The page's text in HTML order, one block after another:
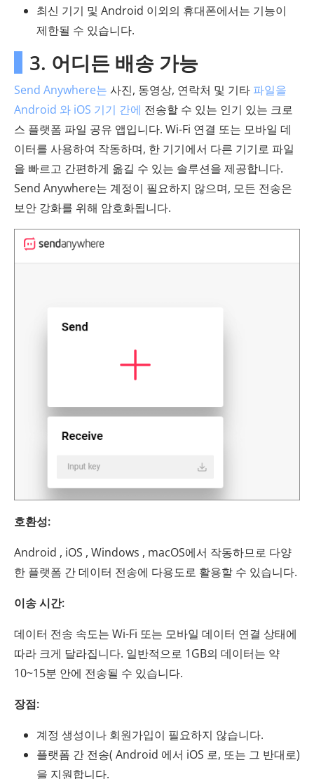
최신 기기 및 Android 이외의 휴대폰에서는 기능이
제한될 수 있습니다.
3. 어디든 배송 가능
Send Anywhere는 사진, 동영상, 연락처 및 기타 파일을
Android 와 iOS 기기 간에 전송할 수 있는 인기 있는 크로
스 플랫폼 파일 공유 앱입니다. Wi-Fi 연결 또는 모바일 데
이터를 사용하여 작동하며, 한 기기에서 다른 기기로 파일
을 빠르고 간편하게 옮길 수 있는 솔루션을 제공합니다.
Send Anywhere는 계정이 필요하지 않으며, 모든 전송은
보안 강화를 위해 암호화됩니다.
호환성:
Android , iOS , Windows , macOS에서 작동하므로 다양
한 플랫폼 간 데이터 전송에 다용도로 활용할 수 있습니다.
이송 시간:
데이터 전송 속도는 Wi-Fi 또는 모바일 데이터 연결 상태에
따라 크게 달라집니다. 일반적으로 1GB의 데이터는 약
10~15분 안에 전송될 수 있습니다.
장점:
계정 생성이나 회원가입이 필요하지 않습니다.
플랫폼 간 전송( Android 에서 iOS 로, 또는 그 반대로)
을 지원합니다.